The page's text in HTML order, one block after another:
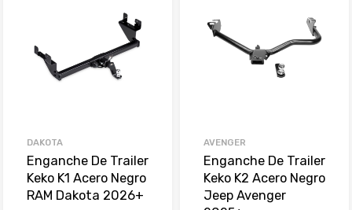
DAKOTA
Enganche De Trailer
Keko K1 Acero Negro
RAM Dakota 2026+
AVENGER
Enganche De Trailer
Keko K2 Acero Negro
Jeep Avenger